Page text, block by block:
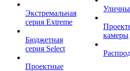
Экстремальная
серия Extreme
Бюджетная
серия Select
Проектные
камеры